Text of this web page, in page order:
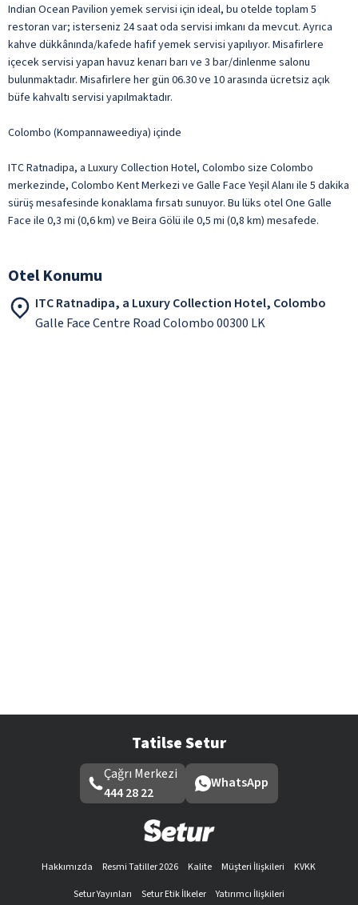
Indian Ocean Pavilion yemek servisi için ideal, bu otelde toplam 5
restoran var; isterseniz 24 saat oda servisi imkanı da mevcut. Ayrıca
kahve dükkânında/kafede hafif yemek servisi yapılıyor. Misafirlere
içecek servisi yapan havuz kenarı barı ve 3 bar/dinlenme salonu
bulunmaktadır. Misafirlere her gün 06.30 ve 10 arasında ücretsiz açık
büfe kahvaltı servisi yapılmaktadır.
Colombo (Kompannaweediya) içinde
ITC Ratnadipa, a Luxury Collection Hotel, Colombo size Colombo
merkezinde, Colombo Kent Merkezi ve Galle Face Yeşil Alanı ile 5 dakika
sürüş mesafesinde konaklama fırsatı sunuyor. Bu lüks otel One Galle
Face ile 0,3 mi (0,6 km) ve Beira Gölü ile 0,5 mi (0,8 km) mesafede.
Otel Konumu
ITC Ratnadipa, a Luxury Collection Hotel, Colombo
Galle Face Centre Road Colombo 00300 LK
Tatilse Setur
Çağrı Merkezi
444 28 22
WhatsApp
Hakkımızda Resmi Tatiller 2026 Kalite Müşteri İlişkileri
KVKK
Setur Yayınları
Setur Etik İlkeler
Yatırımcı İlişkileri